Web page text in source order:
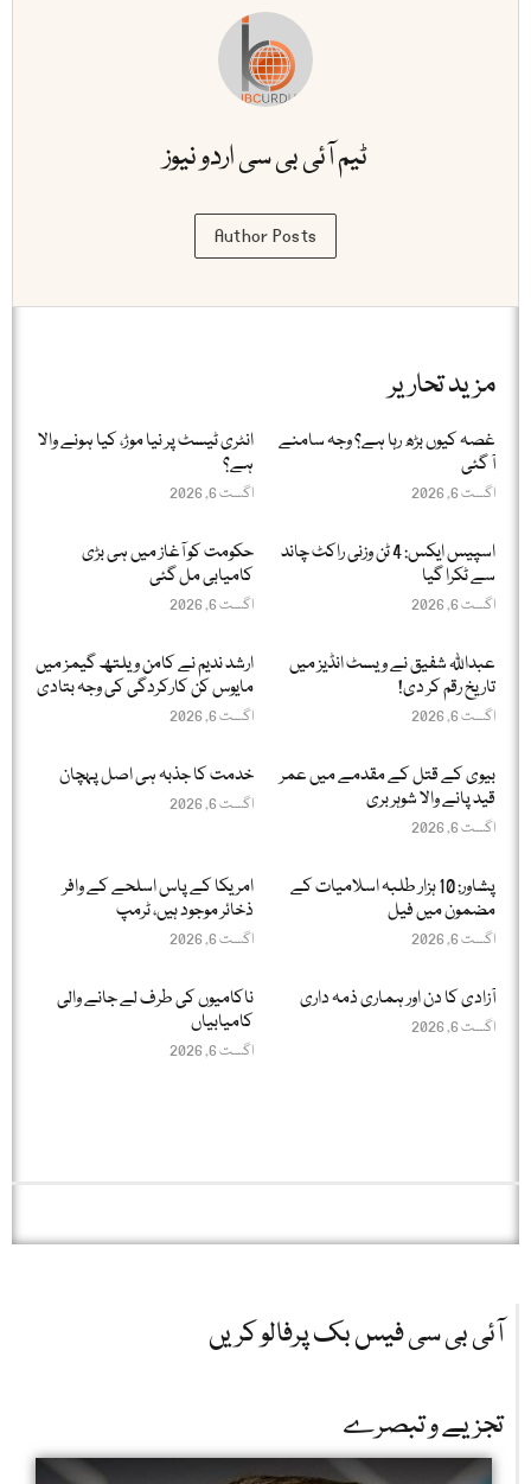
ٹیم آئی بی سی اردو نیوز
Author Posts
مزید تحاریر
غصہ کیوں بڑھ رہا ہے؟ وجہ سامنے
آ گئی
اگست 6, 2026
انٹری ٹیسٹ پر نیا موڑ، کیا ہونے والا
ہے؟
اگست 6, 2026
اسپیس ایکس: 4 ٹن وزنی راکٹ چاند
سے ٹکرا گیا
اگست 6, 2026
حکومت کو آغاز میں ہی بڑی
کامیابی مل گئی
اگست 6, 2026
عبداللّٰہ شفیق نے ویسٹ انڈیز میں
تاریخ رقم کر دی!
اگست 6, 2026
ارشد ندیم نے کامن ویلتھ گیمز میں
مایوس کن کارکردگی کی وجہ بتادی
اگست 6, 2026
بیوی کے قتل کے مقدمے میں عمر
قید پانے والا شوہر بری
اگست 6, 2026
خدمت کا جذبہ ہی اصل پہچان
اگست 6, 2026
پشاور: 10 ہزار طلبہ اسلامیات کے
مضمون میں فیل
اگست 6, 2026
امریکا کے پاس اسلحے کے وافر
ذخائر موجود ہیں، ٹرمپ
اگست 6, 2026
آزادی کا دن اور ہماری ذمہ داری
اگست 6, 2026
ناکامیوں کی طرف لے جانے والی
کامیابیاں
اگست 6, 2026
آئی بی سی فیس بک پرفالو کریں
تجزیے و تبصرے